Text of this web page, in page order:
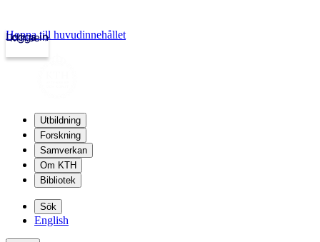
kth.se
Logga in
Hoppa till huvudinnehållet
Utbildning
Forskning
Samverkan
Om KTH
Bibliotek
Sök
English